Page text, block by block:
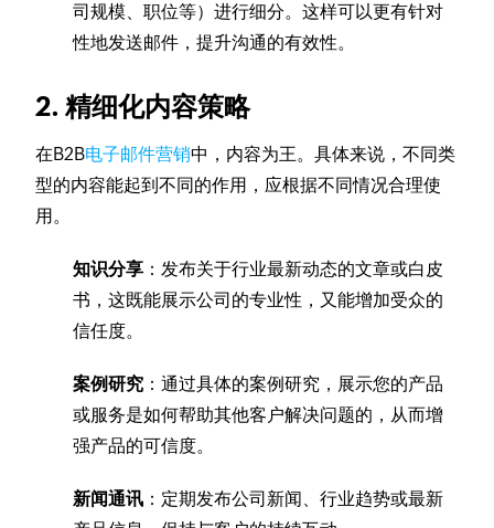
司规模、职位等）进行细分。这样可以更有针对
性地发送邮件，提升沟通的有效性。
2. 精细化内容策略
在B2B电子邮件营销中，内容为王。具体来说，不同类
型的内容能起到不同的作用，应根据不同情况合理使
用。
知识分享 ：发布关于行业最新动态的文章或白皮
书，这既能展示公司的专业性，又能增加受众的
信任度。
案例研究 ：通过具体的案例研究，展示您的产品
或服务是如何帮助其他客户解决问题的，从而增
强产品的可信度。
新闻通讯 ：定期发布公司新闻、行业趋势或最新